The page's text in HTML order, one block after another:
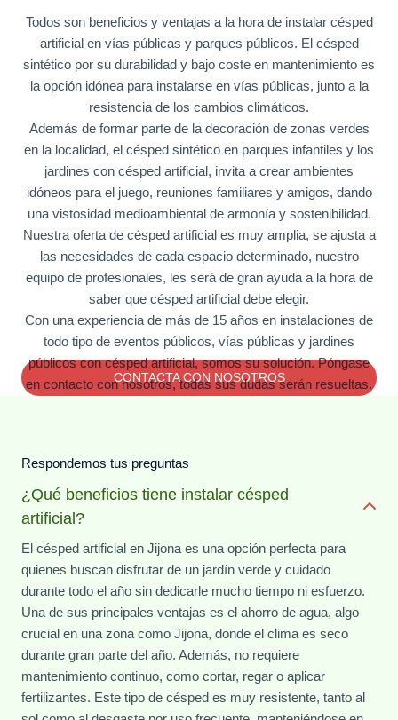
Todos son beneficios y ventajas a la hora de instalar césped
artificial en vías públicas y parques públicos. El césped
sintético por su durabilidad y bajo coste en mantenimiento es
la opción idónea para instalarse en vías públicas, junto a la
resistencia de los cambios climáticos.
Además de formar parte de la decoración de zonas verdes
en la localidad, el césped sintético en parques infantiles y los
jardines con césped artificial, invita a crear ambientes
idóneos para el juego, reuniones familiares y amigos, dando
una vistosidad medioambiental de armonía y sostenibilidad.
Nuestra oferta de césped artificial es muy amplia, se ajusta a
las necesidades de cada espacio determinado, nuestro
equipo de profesionales, les será de gran ayuda a la hora de
saber que césped artificial debe elegir.
Con una experiencia de más de 15 años en instalaciones de
todo tipo de eventos públicos, vías públicas y jardines
públicos con césped artificial, somos su solución. Póngase
en contacto con nosotros, todas sus dudas serán resueltas.
CONTACTA CON NOSOTROS
Respondemos tus preguntas
¿Qué beneficios tiene instalar césped
artificial?
El césped artificial en Jijona es una opción perfecta para
quienes buscan disfrutar de un jardín verde y cuidado
durante todo el año sin dedicarle mucho tiempo ni esfuerzo.
Una de sus principales ventajas es el ahorro de agua, algo
crucial en una zona como Jijona, donde el clima es seco
durante gran parte del año. Además, no requiere
mantenimiento continuo, como cortar, regar o aplicar
fertilizantes. Este tipo de césped es muy resistente, tanto al